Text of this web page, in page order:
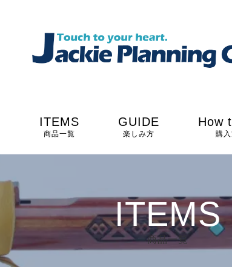
ITEMS
商品一覧
GUIDE
楽しみ方
How
購
ITEMS
商品一覧